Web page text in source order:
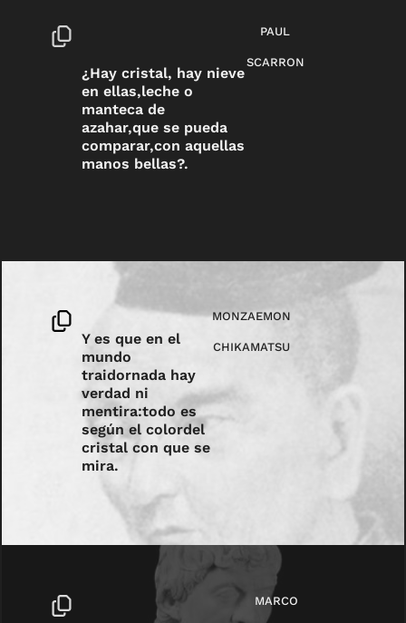
¿Hay cristal, hay nieve
en ellas,leche o
manteca de
azahar,que se pueda
comparar,con aquellas
manos bellas?.
PAUL
SCARRON
Y es que en el
mundo
traidornada hay
verdad ni
mentira:todo es
según el colordel
cristal con que se
mira.
MONZAEMON
CHIKAMATSU
MARCO